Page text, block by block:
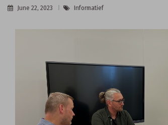
June 22, 2023 Informatief